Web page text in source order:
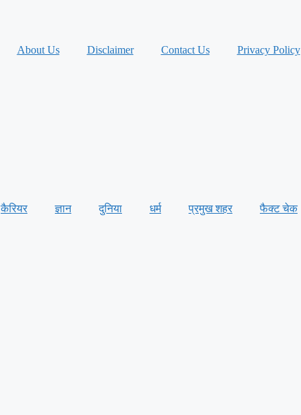
About Us Disclaimer Contact Us Privacy Policy
कैरियर ज्ञान दुनिया धर्म प्रमुख शहर फैक्ट चेक